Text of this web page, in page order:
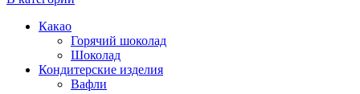
Какао
Горячий шоколад
Шоколад
Кондитерские изделия
Вафли